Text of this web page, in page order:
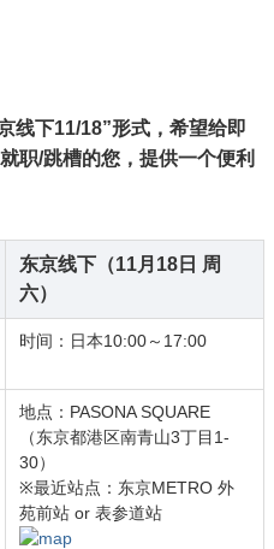
线下11/18”形式，希望给即
职/跳槽的您，提供一个便利
东京线下（11月18日 周
六）
时间：日本10:00～17:00
地点：PASONA SQUARE
（东京都港区南青山3丁目1-
30）
※最近站点：东京METRO 外
苑前站 or 表参道站